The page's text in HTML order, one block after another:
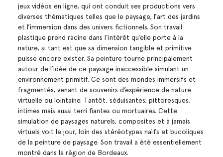
jeux vidéos en ligne, qui ont conduit ses productions vers
diverses thématiques telles que le paysage, l’art des jardins
et l’immersion dans des univers fictionnels. Son travail
plastique prend racine dans l'intérêt qu’elle porte à la
nature, si tant est que sa dimension tangible et primitive
puisse encore exister. Sa peinture tourne principalement
autour de l’idée de ce paysage inaccessible simulant un
environnement primitif. Ce sont des mondes immersifs et
fragmentés, venant de souvenirs d’expérience de nature
virtuelle ou lointaine. Tantôt, séduisantes, pittoresques,
intimes mais aussi terri fiantes ou mortuaires. Cette
simulation de paysages naturels, composites et à jamais
virtuels voit le jour, loin des stéréotypes naïfs et bucoliques
de la peinture de paysage. Son travail a été essentiellement
montré dans la région de Bordeaux.